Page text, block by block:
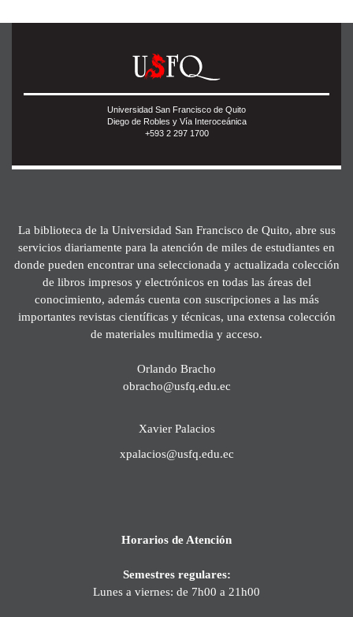
Universidad San Francisco de Quito
Diego de Robles y Vía Interoceánica
+593 2 297 1700
La biblioteca de la Universidad San Francisco de Quito, abre sus
servicios diariamente para la atención de miles de estudiantes en
donde pueden encontrar una seleccionada y actualizada colección
de libros impresos y electrónicos en todas las áreas del
conocimiento, además cuenta con suscripciones a las más
importantes revistas científicas y técnicas, una extensa colección
de materiales multimedia y acceso.
Orlando Bracho
obracho@usfq.edu.ec
Xavier Palacios
xpalacios@usfq.edu.ec
Horarios de Atención
Semestres regulares:
Lunes a viernes: de 7h00 a 21h00